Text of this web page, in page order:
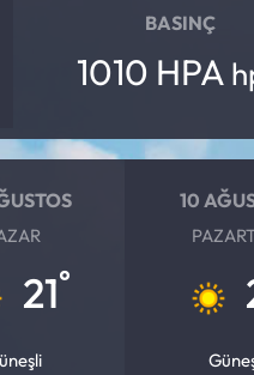
BASINÇ
1010 HPA
21°
10